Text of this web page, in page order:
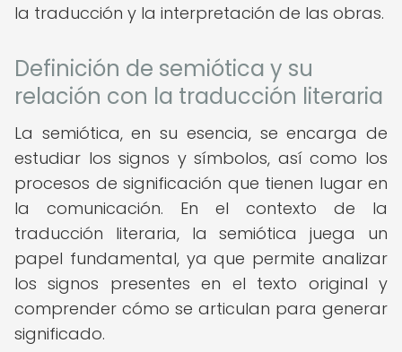
la traducción y la interpretación de las obras.
Definición de semiótica y su
relación con la traducción literaria
La semiótica, en su esencia, se encarga de
estudiar los signos y símbolos, así como los
procesos de significación que tienen lugar en
la comunicación. En el contexto de la
traducción literaria, la semiótica juega un
papel fundamental, ya que permite analizar
los signos presentes en el texto original y
comprender cómo se articulan para generar
significado.